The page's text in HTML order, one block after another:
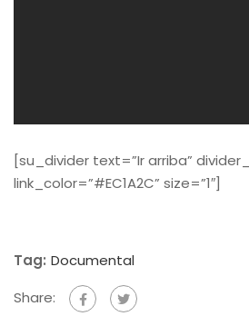
[su_divider text=”Ir arriba”
link_color=”#EC1A2C” size=”1″]
Tag: Documental
Share: